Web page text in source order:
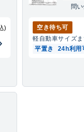
)
問
空き待ち可
軽自動車サイズ
平置き
24h利用